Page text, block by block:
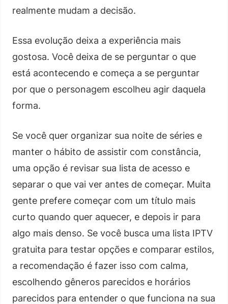
realmente mudam a decisão.
Essa evolução deixa a experiência mais
gostosa. Você deixa de se perguntar o que
está acontecendo e começa a se perguntar
por que o personagem escolheu agir daquela
forma.
Se você quer organizar sua noite de séries e
manter o hábito de assistir com constância,
uma opção é revisar sua lista de acesso e
separar o que vai ver antes de começar. Muita
gente prefere começar com um título mais
curto quando quer aquecer, e depois ir para
algo mais denso. Se você busca uma lista IPTV
gratuita para testar opções e comparar estilos,
a recomendação é fazer isso com calma,
escolhendo gêneros parecidos e horários
parecidos para entender o que funciona na sua